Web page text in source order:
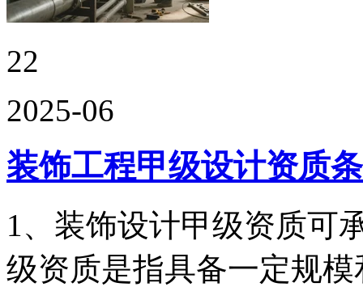
22
2025-06
装饰工程甲级设计资质
1、装饰设计甲级资质可
级资质是指具备一定规